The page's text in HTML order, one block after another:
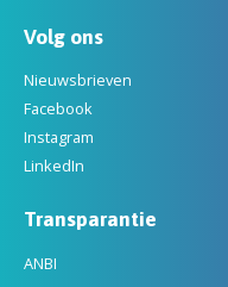
Volg ons
Nieuwsbrieven
Facebook
Instagram
LinkedIn
Transparantie
ANBI